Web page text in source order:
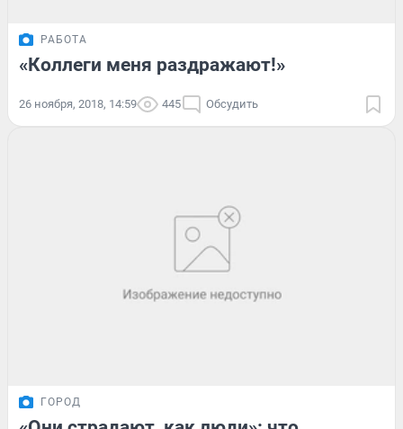
РАБОТА
«Коллеги меня раздражают!»
26 ноября, 2018, 14:59 445 Обсудить
ГОРОД